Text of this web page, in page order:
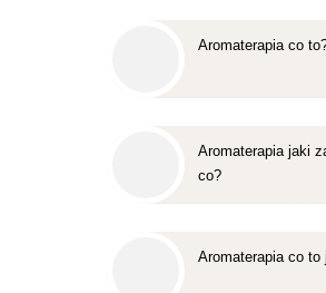
Aromaterapia co
Aromaterapia jaki
co?
Aromaterapia co to